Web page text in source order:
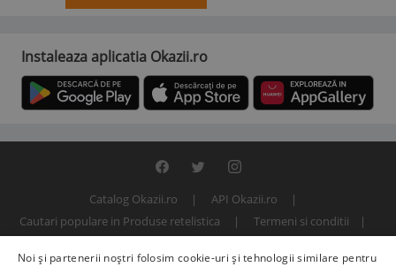
Instaleaza aplicatia Okazii.ro
Catalog Okazii.ro
API Okazii.ro
Cautari populare in Produse retelistica
Termeni si conditii
Noi și partenerii noștri folosim cookie-uri și tehnologii similare pentru